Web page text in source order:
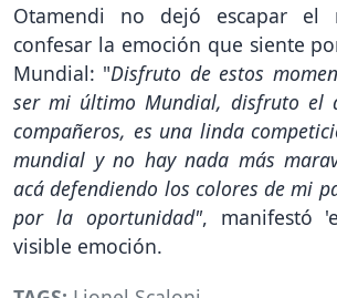
Otamendi no dejó escapar el
confesar la emoción que siente
Mundial: "Disfruto de estos
ser mi último Mundial, disfruto el
compañeros, es una linda
mundial y no hay nada más
acá defendiendo los colores de mi
por la oportunidad", manifestó
visible emoción.